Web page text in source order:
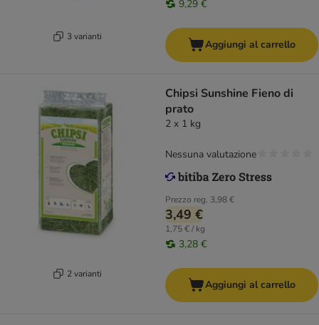
3 varianti
9,29 €
Aggiungi al carrello
2 varianti
Chipsi Sunshine Fieno di
prato
2 x 1 kg
Prezzo reg. 3,98 €
3,49 €
1,75 € / kg
3,28 €
Nessuna valutazione
Aggiungi al carrello